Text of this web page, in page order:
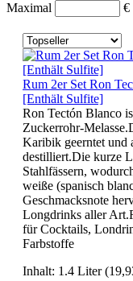
Maximal
€
Rum 2er Set Ron
[Enthält Sulfite]
Ron Tectón Blanco
Zuckerrohr-
Karibik geerntet und
destilliert.Die kurze
Stahlfässern,
weiße (spanisch
Geschmacksnote
Longdrinks aller
für Cocktails,
Farbstoffe
Inhalt: 1.4 Liter